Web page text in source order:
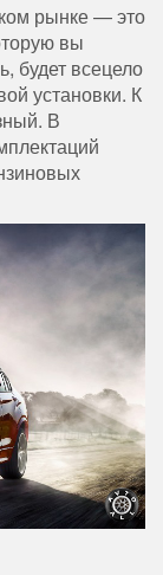
рынке — это
вы
будет всецело
установки. К
В